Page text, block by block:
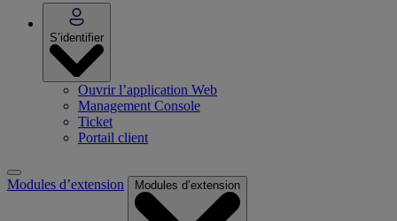
S’identifier
Ouvrir l’application Web
Management Console
Ticket
Portail client
Modules d’extension Modules d’extension